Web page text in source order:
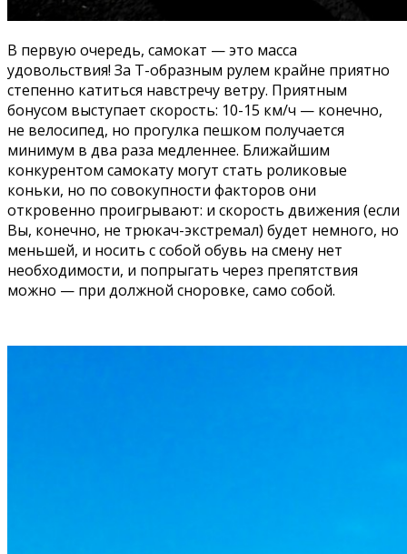
В первую очередь, самокат — это масса
удовольствия! За Т-образным рулем крайне приятно
степенно катиться навстречу ветру. Приятным
бонусом выступает скорость: 10-15 км/ч — конечно,
не велосипед, но прогулка пешком получается
минимум в два раза медленнее. Ближайшим
конкурентом самокату могут стать роликовые
коньки, но по совокупности факторов они
откровенно проигрывают: и скорость движения (если
Вы, конечно, не трюкач-экстремал) будет немного, но
меньшей, и носить с собой обувь на смену нет
необходимости, и попрыгать через препятствия
можно — при должной сноровке, само собой.